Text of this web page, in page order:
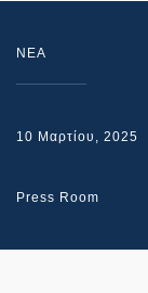
NEA
10 Μαρτίου, 2025
Press Room